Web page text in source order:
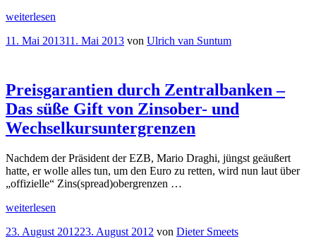
„Gastbeitrag
Prognos-
Folgen
einer
Rückkehr
zur
Mark
nicht
belegen“
weiterlesen
Veröffentlicht
11. Mai 201311. Mai 2013 von Ulrich van Suntum
Preisgarantien durch Zentralbanken –
Das süße Gift von Zinsober- und
Wechselkursuntergrenzen
Nachdem der Präsident der EZB, Mario Draghi, jüngst geäußert
hatte, er wolle alles tun, um den Euro zu retten, wird nun laut über
„offizielle“ Zins(spread)obergrenzen …
„
durch
weiterlesen
Veröffentlicht
23. August 201223. August 2012 von Dieter Smeets